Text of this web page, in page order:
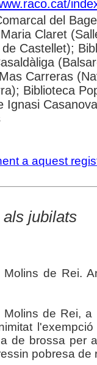
del
Claret
Castellet);
Carreras
Biblioteca
Ignasi
a aquest
jubilats
Molins de Rei.
Molins de Rei,
de brossa per
pobresa de